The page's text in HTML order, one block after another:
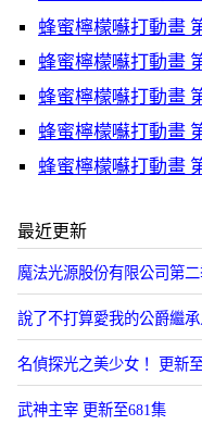
蜂蜜檸檬囌打動畫
蜂蜜檸檬囌打動畫
蜂蜜檸檬囌打動畫
蜂蜜檸檬囌打動畫
蜂蜜檸檬囌打動畫
最近更新
魔法光源股份有限公司第
說了不打算愛我的公爵繼
名偵探光之美少女！ 更新
武神主宰 更新至681集